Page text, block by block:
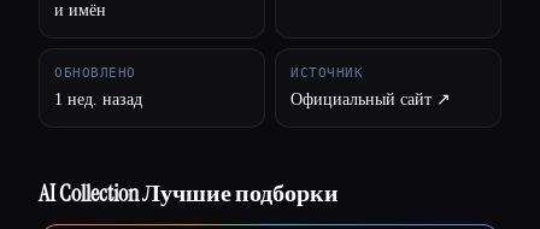
и имён
ОБНОВЛЕНО
1 нед. назад
ИСТОЧНИК
Официальный сайт ↗︎
AI Collection Лучшие подборки